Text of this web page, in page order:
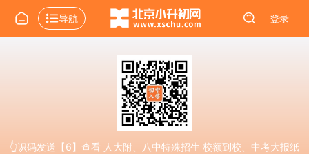
导航 登录
👆识码发送【6】查看 人大附、八中特殊招生 校额到校、中考大报纸